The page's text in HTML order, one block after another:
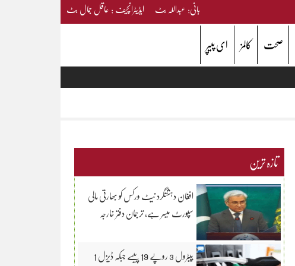
بانی: عبداللہ بٹ ایڈیٹرانچیف : عاقل جمال بٹ
صحت کالمز ای پیپر
تازہ ترین
افغان دہشتگرد نیٹ ورکس کو بھارتی مالی
سپورٹ میسر ہے، ترجمان دفتر خارجہ
پیٹرول 3 روپے 19 پیسے جبکہ ڈیزل 1